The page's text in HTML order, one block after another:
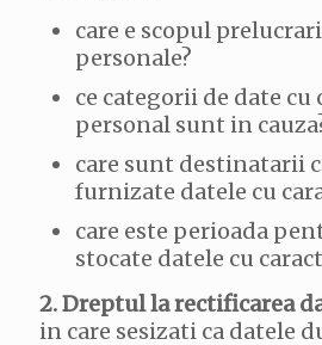
care e scopul
personale?
ce categorii de date cu
personal sunt in
care sunt destinatarii
furnizate datele cu
care este perioada
stocate datele cu
2. Dreptul la rectificarea
in care sesizati ca datele